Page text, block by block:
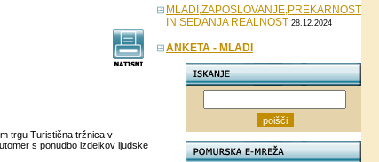
trgu Turistična tržnica v
s ponudbo izdelkov ljudske
MLADI,ZAPOSLOVANJE,PREKARNOST
IN SEDANJA REALNOST 28.12.2024
ANKETA - MLADI